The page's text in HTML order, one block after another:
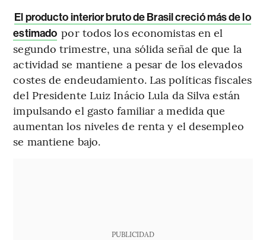
El producto interior bruto de Brasil creció más de lo
estimado por todos los economistas en el
segundo trimestre, una sólida señal de que la
actividad se mantiene a pesar de los elevados
costes de endeudamiento. Las políticas fiscales
del Presidente Luiz Inácio Lula da Silva están
impulsando el gasto familiar a medida que
aumentan los niveles de renta y el desempleo
se mantiene bajo.
PUBLICIDAD